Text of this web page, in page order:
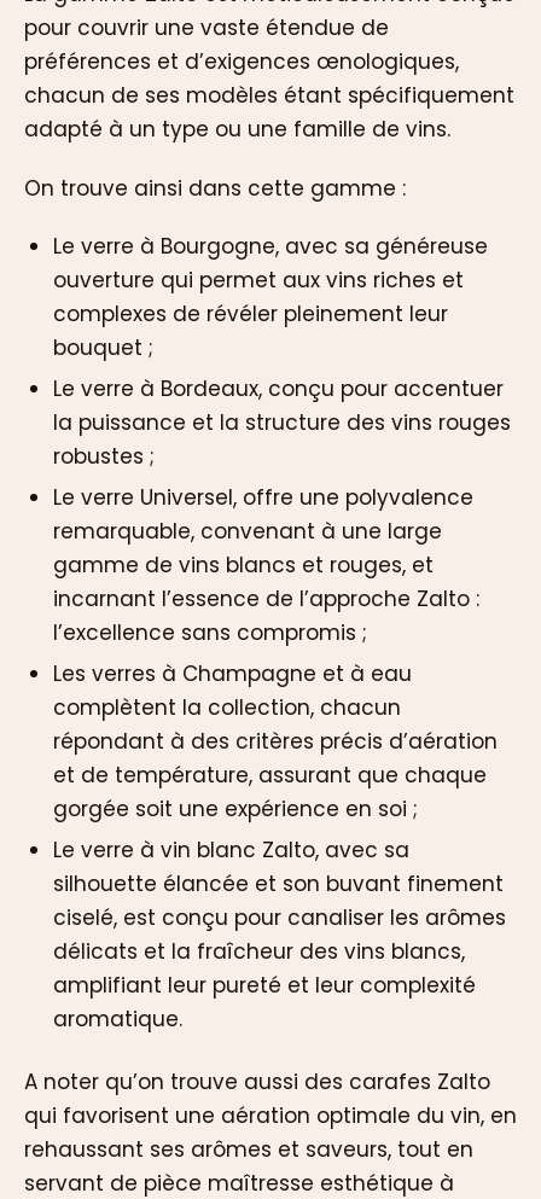
pour couvrir une vaste étendue de
préférences et d’exigences œnologiques,
chacun de ses modèles étant spécifiquement
adapté à un type ou une famille de vins.
On trouve ainsi dans cette gamme :
Le verre à Bourgogne, avec sa généreuse
ouverture qui permet aux vins riches et
complexes de révéler pleinement leur
bouquet ;
Le verre à Bordeaux, conçu pour accentuer
la puissance et la structure des vins rouges
robustes ;
Le verre Universel, offre une polyvalence
remarquable, convenant à une large
gamme de vins blancs et rouges, et
incarnant l’essence de l’approche Zalto :
l’excellence sans compromis ;
Les verres à Champagne et à eau
complètent la collection, chacun
répondant à des critères précis d’aération
et de température, assurant que chaque
gorgée soit une expérience en soi ;
Le verre à vin blanc Zalto, avec sa
silhouette élancée et son buvant finement
ciselé, est conçu pour canaliser les arômes
délicats et la fraîcheur des vins blancs,
amplifiant leur pureté et leur complexité
aromatique.
A noter qu’on trouve aussi des carafes Zalto
qui favorisent une aération optimale du vin, en
rehaussant ses arômes et saveurs, tout en
servant de pièce maîtresse esthétique à